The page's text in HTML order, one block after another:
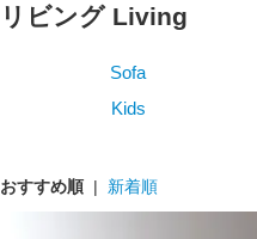
リビング Living
Sofa
Kids
おすすめ順| 新着順